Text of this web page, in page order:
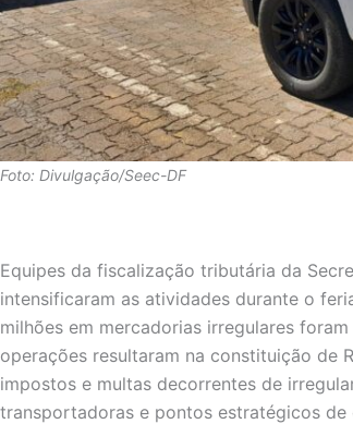
Foto: Divulgação/Seec-DF
Equipes da fiscalização tributária da
intensificaram as atividades durante o
milhões em mercadorias irregulares
operações resultaram na constituição de
impostos e multas decorrentes de
transportadoras e pontos estratégicos de